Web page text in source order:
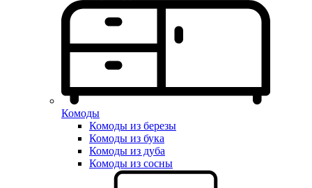
Комоды
Комоды из березы
Комоды из бука
Комоды из дуба
Комоды из сосны